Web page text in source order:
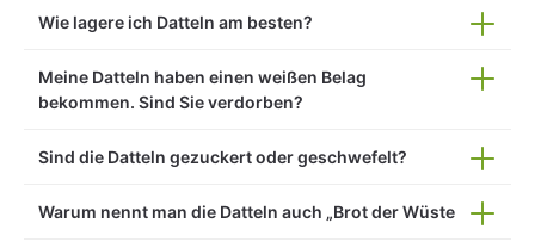
Wie lagere ich Datteln am besten?
Meine Datteln haben einen weißen Belag
bekommen. Sind Sie verdorben?
Sind die Datteln gezuckert oder geschwefelt?
Warum nennt man die Datteln auch „Brot der Wüste